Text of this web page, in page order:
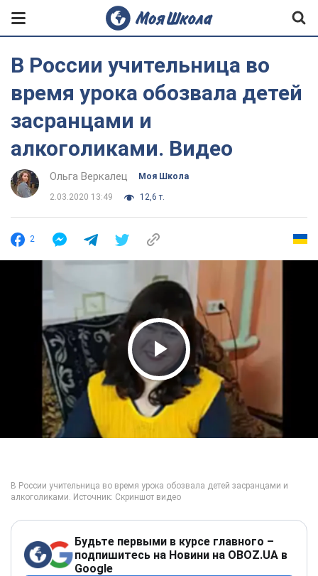
В России учительница во
время урока обозвала детей
засранцами и
алкоголиками. Видео
Ольга Веркалец Моя Школа
2.03.2020 13:49 12,6 т.
2
Play Video
Будьте первыми в курсе главного –
подпишитесь на Новини на OBOZ.UA в
Google